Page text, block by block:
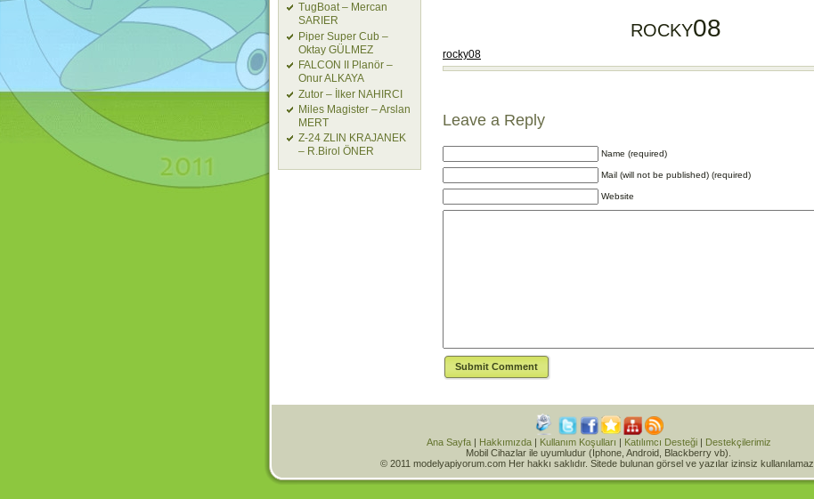
TugBoat – Mercan
SARIER
Piper Super Cub –
Oktay GÜLMEZ
FALCON II Planör –
Onur ALKAYA
Zutor – İlker NAHIRCI
Miles Magister – Arslan
MERT
Z-24 ZLIN KRAJANEK
– R.Birol ÖNER
rocky08
rocky08
Leave a Reply
Name (required)
Mail (will not be published) (required)
Website
Ana Sayfa| Hakkımızda| Kullanım Koşulları | Katılımcı Desteği| Destekçilerimiz
Mobil Cihazlar ile uyumludur (Iphone, Android, Blackberry vb).
© 2011 modelyapiyorum.com Her hakkı saklıdır. Sitede bulunan görsel ve yazılar izinsiz kullanılamaz.